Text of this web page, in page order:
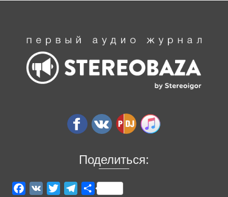
Поделиться:
Facebook
VK Twitter TelegramОтправить